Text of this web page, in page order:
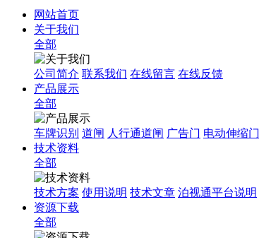
网站首页
关于我们
全部
公司简介 联系我们 在线留言 在线反馈
产品展示
全部
车牌识别 道闸 人行通道闸 广告门 电动伸缩门
技术资料
全部
技术方案 使用说明 技术文章 泊视通平台说明
资源下载
全部